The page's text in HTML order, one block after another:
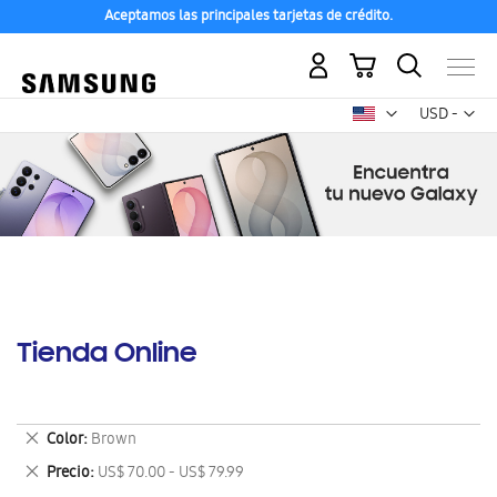
Aceptamos las principales tarjetas de crédito.
USD -
dólar
Mi carrito
Tienda Online
Color Brown
Eliminar
este
artículo
Precio US$ 70.00 - US$ 79.99
Eliminar